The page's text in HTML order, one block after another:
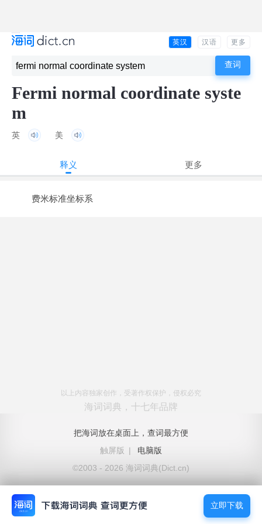
英汉 汉语 更多
Fermi normal coordinate syste
m
英 美
释义 更多
费米标准坐标系
以上内容独家创作，受著作权保护，侵权必究
海词词典，十七年品牌
把海词放在桌面上，查词最方便
触屏版
|
电脑版
©2003 - 2026 海词词典(Dict.cn)
立即下载
立即下载